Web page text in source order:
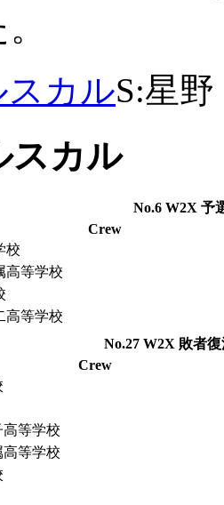
カルS:星
スカル
No.6 W2X 予
Crew
校
高等学校
高等学校
No.27 W2X 敗者
Crew
等学校
等学校